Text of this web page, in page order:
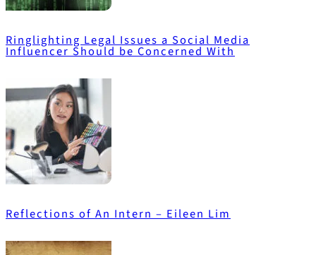
Ringlighting Legal Issues a Social Media
Influencer Should be Concerned With
Reflections of An Intern – Eileen Lim